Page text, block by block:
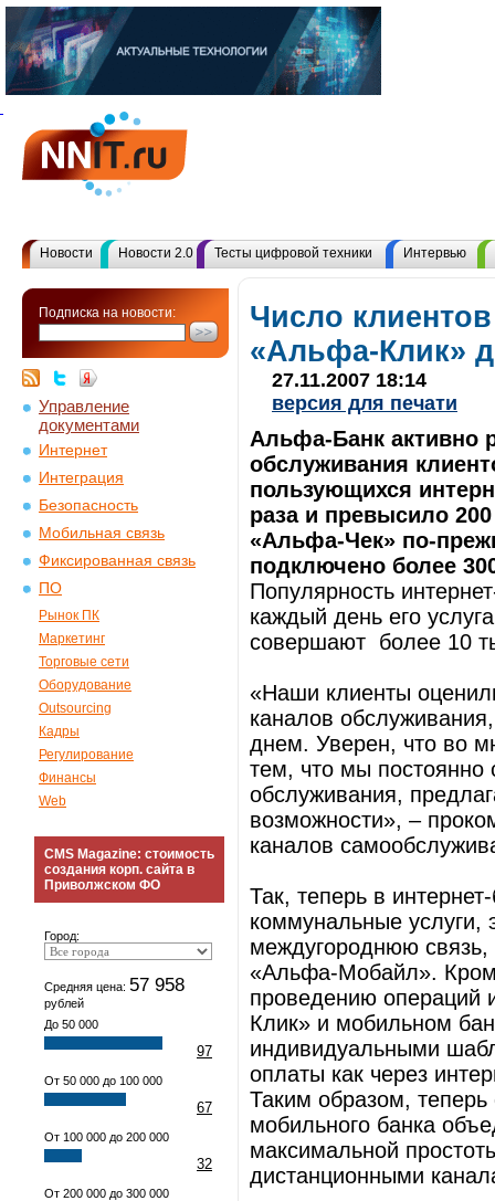
Новости Новости 2.0 Тесты цифровой техники Интервью
Подписка на новости:
Управление
документами
Интернет
Интеграция
Безопасность
Мобильная связь
Фиксированная связь
ПО
Рынок ПК
Маркетинг
Торговые сети
Оборудование
Outsourcing
Кадры
Регулирование
Финансы
Web
CMS Magazine: стоимость
создания корп. сайта в
Приволжском ФО
Город:
Средняя цена: 57 958
рублей
До 50 000
97
От 50 000 до 100 000
67
От 100 000 до 200 000
32
От 200 000 до 300 000
Число
«Альфа-Клик»
27.11.2007 18:14
версия для печати
Альфа-Банк активно
обслуживания
пользующихся
раза и превысило
«Альфа-Чек» по-
подключено более
Популярность
каждый день его
совершают более 10
«Наши клиенты
каналов
днем. Уверен, что во
тем, что мы постоянно
обслуживания,
возможности», –
каналов
Так, теперь в
коммунальные услуги,
междугороднюю связь,
«Альфа-Мобайл».
проведению операций
Клик» и мобильном
индивидуальными
оплаты как через
Таким образом, теперь
мобильного банка
максимальной
дистанционными